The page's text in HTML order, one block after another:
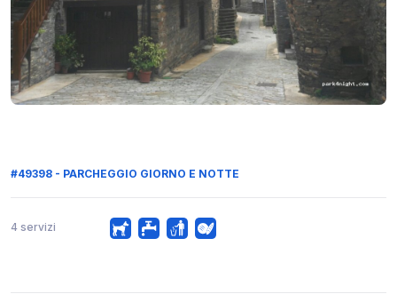
#49398 - PARCHEGGIO GIORNO E NOTTE
4 servizi